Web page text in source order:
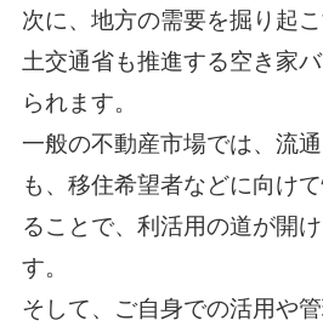
次に、地方の需要を掘り起
土交通省も推進する空き家
られます。
一般の不動産市場では、流
も、移住希望者などに向け
ることで、利活用の道が開
す。
そして、ご自身での活用や